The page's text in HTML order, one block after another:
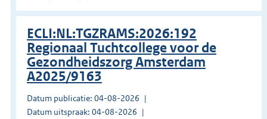
ECLI:NL:TGZRAMS:2026:192
Regionaal Tuchtcollege voor de
Gezondheidszorg Amsterdam
A2025/9163
Datum publicatie: 04-08-2026
Datum uitspraak: 04-08-2026